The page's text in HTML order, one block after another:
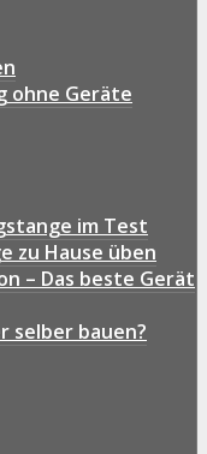
ohne Geräte
im Test
zu Hause üben
– Das beste Gerät
selber bauen?